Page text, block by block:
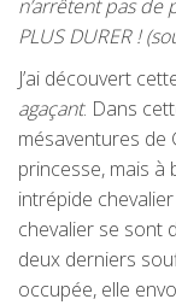
n’arrêtent pas de
PLUS DURER !
J’ai découvert
agaçant. Dans
mésaventures de
princesse, mais à
intrépide
chevalier se sont
deux derniers
occupée, elle